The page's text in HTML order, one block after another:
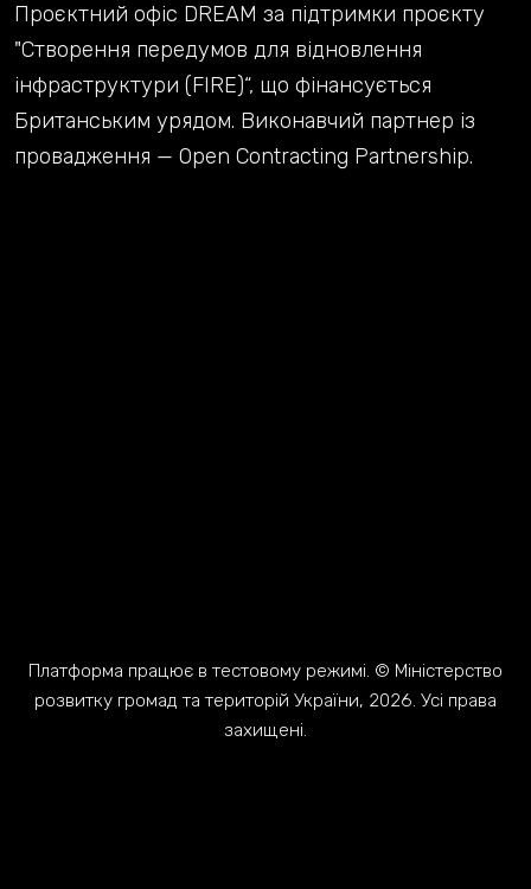
Платформа працює в тестовому режимі. © Міністерство
розвитку громад та територій України, 2026. Усі права
захищені.
Проєктний офіс DREAM за підтримки проєкту
"Створення передумов для відновлення
інфраструктури (FIRE)“, що фінансується
Британським урядом. Виконавчий партнер із
провадження — Open Contracting Partnership.